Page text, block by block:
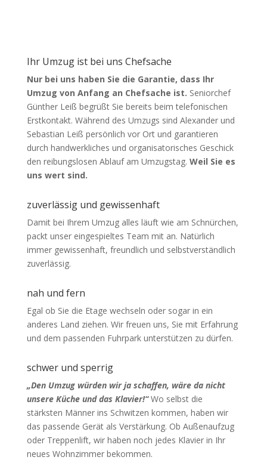
Ihr Umzug ist bei uns Chefsache
Nur bei uns haben Sie die Garantie, dass Ihr
Umzug von Anfang an Chefsache ist. Seniorchef
Günther Leiß begrüßt Sie bereits beim telefonischen
Erstkontakt. Während des Umzugs sind Alexander und
Sebastian Leiß persönlich vor Ort und garantieren
durch handwerkliches und organisatorisches Geschick
den reibungslosen Ablauf am Umzugstag. Weil Sie es
uns wert sind.
zuverlässig und gewissenhaft
Damit bei Ihrem Umzug alles läuft wie am Schnürchen,
packt unser eingespieltes Team mit an. Natürlich
immer gewissenhaft, freundlich und selbstverständlich
zuverlässig.
nah und fern
Egal ob Sie die Etage wechseln oder sogar in ein
anderes Land ziehen. Wir freuen uns, Sie mit Erfahrung
und dem passenden Fuhrpark unterstützen zu dürfen.
schwer und sperrig
„Den Umzug würden wir ja schaffen, wäre da nicht
unsere Küche und das Klavier!“ Wo selbst die
stärksten Männer ins Schwitzen kommen, haben wir
das passende Gerät als Verstärkung. Ob Außenaufzug
oder Treppenlift, wir haben noch jedes Klavier in Ihr
neues Wohnzimmer bekommen.